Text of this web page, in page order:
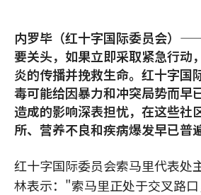
内罗毕（红十字国际委员会）
要关头，如果立即采取紧急行动
炎的传播并挽救生命。红十字国
毒可能给因暴力和冲突局势而早
造成的影响深表担忧，在这些社
所、营养不良和疾病爆发早已普
红十字国际委员会索马里代表
林表示："索马里正处于交叉路